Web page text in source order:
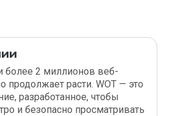
более 2 миллионов веб-
продолжает расти. WOT — это
разработанное, чтобы
и безопасно просматривать